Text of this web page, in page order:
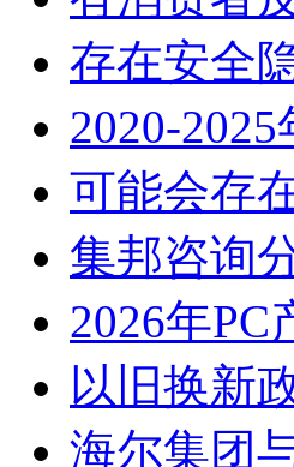
存在安全
2020-
可能会存
集邦咨询
2026年
以旧换新
海尔集团